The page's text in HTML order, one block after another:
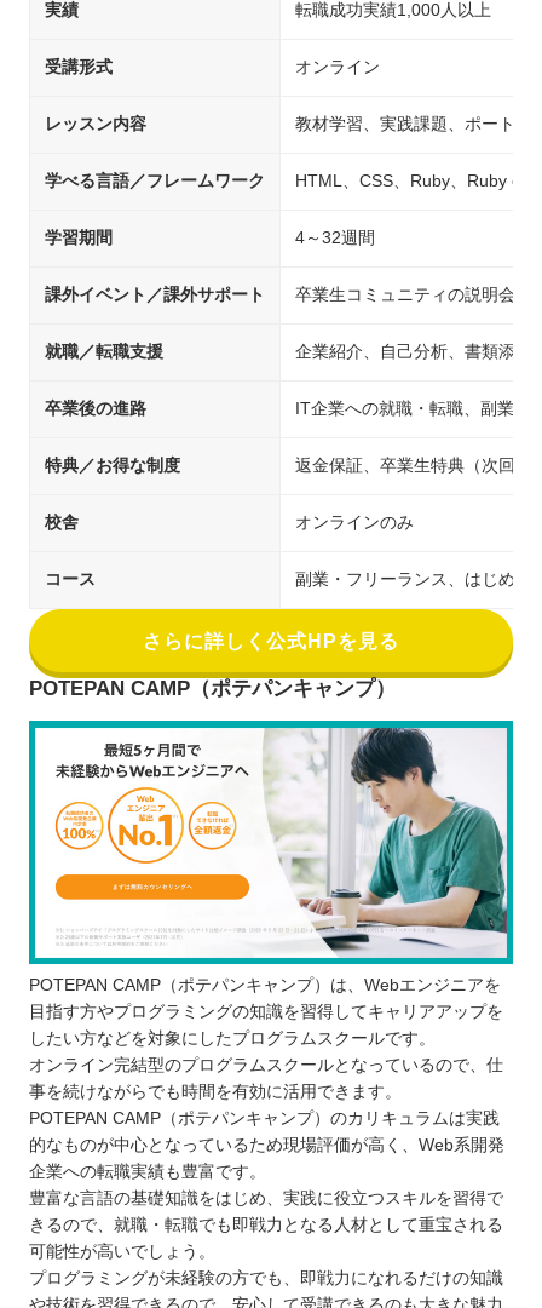
実績 転職成功実績1,000人以上
受講形式 オンライン
レッスン内容 教材学習、実践課題、ポートフ
学べる言語／フレームワーク HTML、CSS、Ruby、Ruby on
学習期間 4～32週間
課外イベント／課外サポート 卒業生コミュニティの説明会・
就職／転職支援 企業紹介、自己分析、書類添削
卒業後の進路 IT企業への就職・転職、副業、
特典／お得な制度 返金保証、卒業生特典（次回受
校舎 オンラインのみ
コース 副業・フリーランス、はじめ
さらに詳しく公式HPを見る
POTEPAN CAMP（ポテパンキャンプ）
POTEPAN CAMP（ポテパンキャンプ）は、Webエンジニアを
目指す方やプログラミングの知識を習得してキャリアアップを
したい方などを対象にしたプログラムスクールです。
オンライン完結型のプログラムスクールとなっているので、仕
事を続けながらでも時間を有効に活用できます。
POTEPAN CAMP（ポテパンキャンプ）のカリキュラムは実践
的なものが中心となっているため現場評価が高く、Web系開発
企業への転職実績も豊富です。
豊富な言語の基礎知識をはじめ、実践に役立つスキルを習得で
きるので、就職・転職でも即戦力となる人材として重宝される
可能性が高いでしょう。
プログラミングが未経験の方でも、即戦力になれるだけの知識